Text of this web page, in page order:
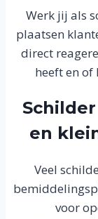
Werk jij als
plaatsen
direct
heeft en
en
Veel
voor